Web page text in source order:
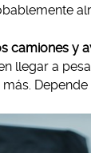
camiones y
llegar a
Depende